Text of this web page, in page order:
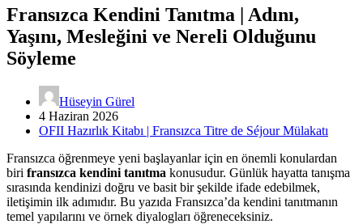
Fransızca Kendini Tanıtma | Adını,
Yaşını, Mesleğini ve Nereli Olduğunu
Söyleme
Hüseyin Gürel
4 Haziran 2026
OFII Hazırlık Kitabı | Fransızca Titre de Séjour Mülakatı
Fransızca öğrenmeye yeni başlayanlar için en önemli konulardan
biri fransızca kendini tanıtma konusudur. Günlük hayatta tanışma
sırasında kendinizi doğru ve basit bir şekilde ifade edebilmek,
iletişimin ilk adımıdır. Bu yazıda Fransızca’da kendini tanıtmanın
temel yapılarını ve örnek diyalogları öğreneceksiniz.